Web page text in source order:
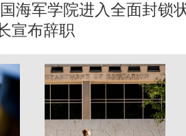
海军学院进入全面封锁
宣布辞职